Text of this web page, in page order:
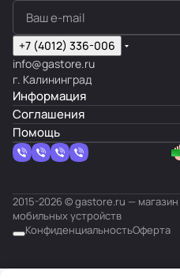
+7 (4012) 336-006
info@gastore.ru
г. Калининград
Информация
Соглашения
Помощь
2015-2026 © gastore.ru —
мобильных устройств
КонфиденциальностьОферта